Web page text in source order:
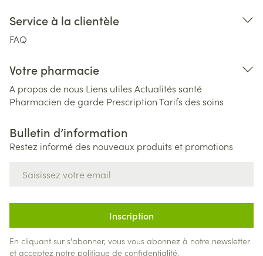
Service à la clientèle
FAQ
Votre pharmacie
A propos de nous Liens utiles Actualités santé
Pharmacien de garde PrescriptionTarifs des soins
Bulletin d’information
Restez informé des nouveaux produits et promotions
Inscription
En cliquant sur s'abonner, vous vous abonnez à notre newsletter
et acceptez notre politique de confidentialité.